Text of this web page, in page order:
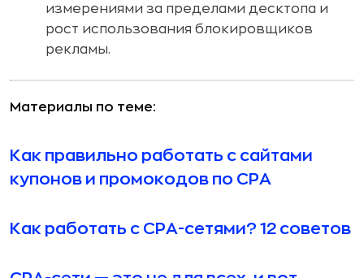
измерениями за пределами десктопа и
рост использования блокировщиков
рекламы.
Материалы по теме:
Как правильно работать с сайтами
купонов и промокодов по CPA
Как работать с CPA-сетями? 12 советов